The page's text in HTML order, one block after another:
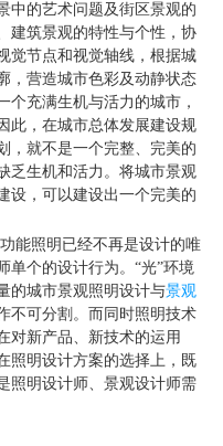
中的艺术问题及街区景观的
建筑景观的特性与个性，协
觉节点和视觉轴线，根据城
，营造城市色彩及动静状态
个充满生机与活力的城市，
此，在城市总体发展建设规
，就不是一个完整、完美的
乏生机和活力。将城市景观
设，可以建设出一个完美的
能照明已经不再是设计的唯
单个的设计行为。“光”环境
的城市景观照明设计与景观
不可分割。而同时照明技术
对新产品、新技术的运用
照明设计方案的选择上，既
照明设计师、景观设计师需